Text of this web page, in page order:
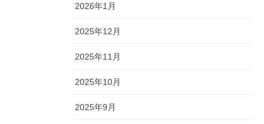
2026年1月
2025年12月
2025年11月
2025年10月
2025年9月